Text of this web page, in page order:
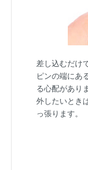
差し込むだけ
ピンの端にあ
る心配があり
外したいとき
っ張ります。